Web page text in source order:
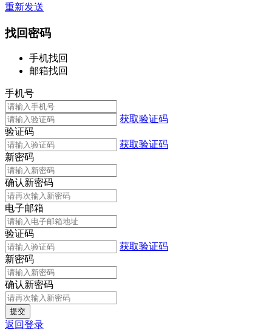
重新发送
找回密码
手机找回
邮箱找回
手机号
获取验证码
验证码
获取验证码
新密码
确认新密码
电子邮箱
验证码
获取验证码
新密码
确认新密码
返回登录